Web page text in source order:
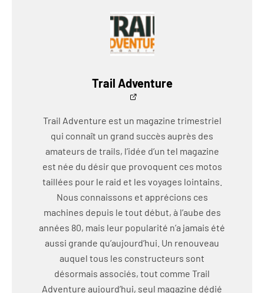
Trail Adventure
Trail Adventure est un magazine trimestriel
qui connaît un grand succès auprès des
amateurs de trails, l’idée d’un tel magazine
est née du désir que provoquent ces motos
taillées pour le raid et les voyages lointains.
Nous connaissons et apprécions ces
machines depuis le tout début, à l’aube des
années 80, mais leur popularité n’a jamais été
aussi grande qu’aujourd’hui. Un renouveau
auquel tous les constructeurs sont
désormais associés, tout comme Trail
Adventure aujourd’hui, seul magazine dédié